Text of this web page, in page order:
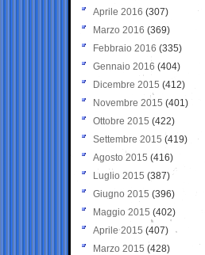
Aprile 2016 (307)
Marzo 2016 (369)
Febbraio 2016 (335)
Gennaio 2016 (404)
Dicembre 2015 (412)
Novembre 2015 (401)
Ottobre 2015 (422)
Settembre 2015 (419)
Agosto 2015 (416)
Luglio 2015 (387)
Giugno 2015 (396)
Maggio 2015 (402)
Aprile 2015 (407)
Marzo 2015 (428)